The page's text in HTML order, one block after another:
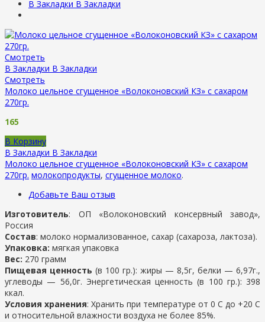
В Закладки В Закладки
Смотреть
В Закладки В Закладки
Смотреть
Молоко цельное сгущенное «Волоконовский КЗ» с сахаром
270гр.
165
В Корзину
В Закладки В Закладки
Молоко цельное сгущенное «Волоконовский КЗ» с сахаром
270гр. молокопродукты, сгущенное молоко.
Добавьте Ваш отзыв
Изготовитель: ОП «Волоконовский консервный завод»,
Россия
Состав: молоко нормализованное, сахар (сахароза, лактоза).
Упаковка: мягкая упаковка
Вес: 270 грамм
Пищевая ценность (в 100 гр.): жиры — 8,5г, белки — 6,97г.,
углеводы — 56,0г. Энергетическая ценность (в 100 гр.): 398
ккал.
Условия хранения: Хранить при температуре от 0 С до +20 С
и относительной влажности воздуха не более 85%.